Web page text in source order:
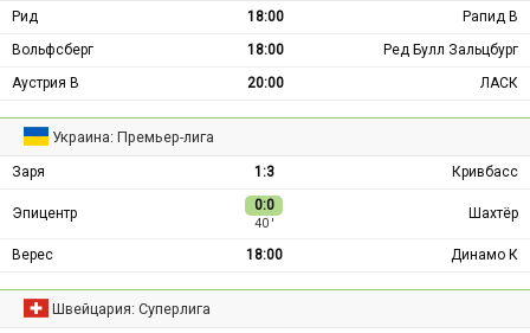
Рид 18:00
Рапид В
Вольфсберг
18:00
Ред Булл Зальцбург
Аустрия В
20:00 ЛАСК
Украина: Премьер-лига
Заря 1:3 Кривбасс
Эпицентр 0:0
40 ′
Шахтёр
Верес 18:00 Динамо К
Швейцария: Суперлига